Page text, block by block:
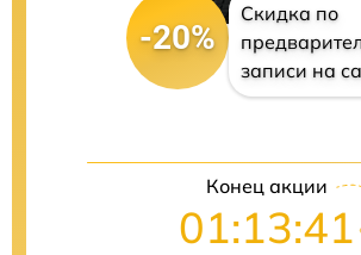
-20%
Скидка по
записи на
Конец акции
01:13:41